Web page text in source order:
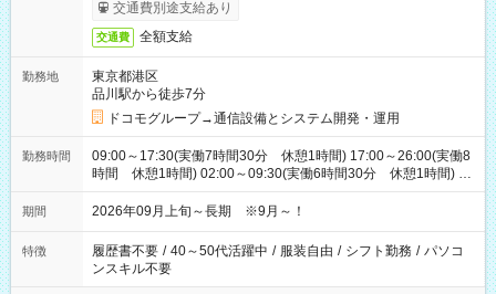
交通費別途支給あり
交通費 全額支給
勤務地
東京都港区
品川駅から徒歩7分
ドコモグループ→通信設備とシステム開発・運用
勤務時間
09:00～17:30(実働7時間30分 休憩1時間) 17:00～26:00(実働8
時間 休憩1時間) 02:00～09:30(実働6時間30分 休憩1時間) ※
日勤は就業時間1/夜勤は就業時間2.3を連続で行って頂きます
期間 2026年09月上旬～長期 ※9月～！
特徴 履歴書不要 / 40～50代活躍中 / 服装自由 / シフト勤務 / パソコ
ンスキル不要